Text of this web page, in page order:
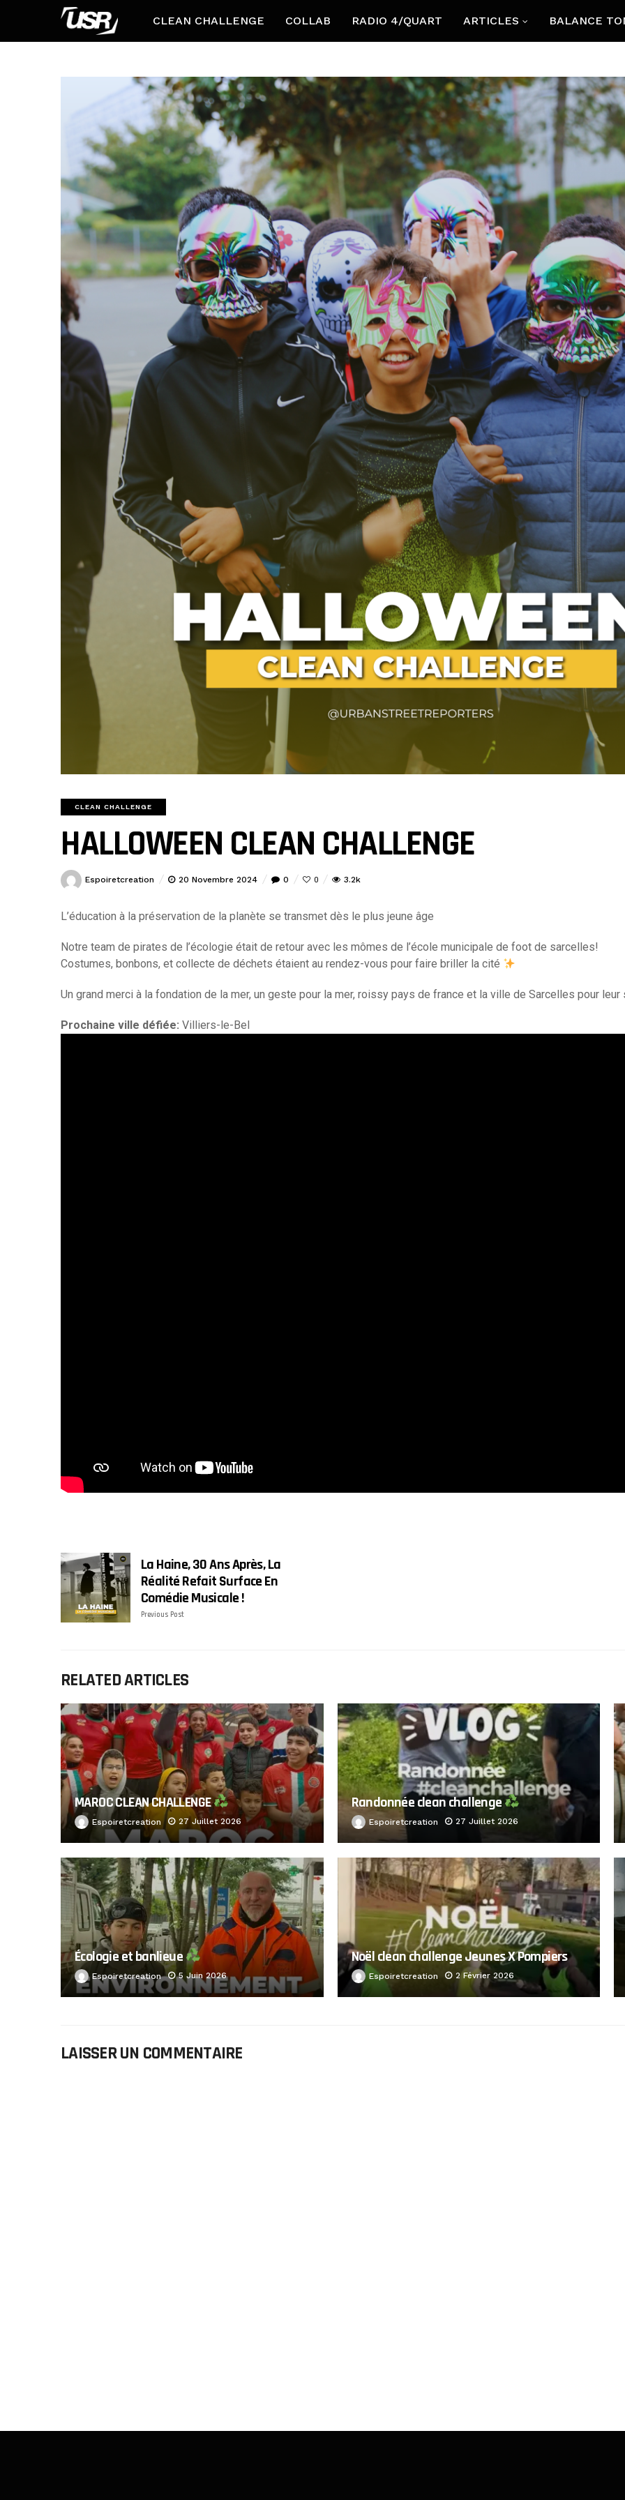
CLEAN CHALLENGE COLLAB RADIO 4/QUART ARTICLES BALANCE
CLEAN CHALLENGE
HALLOWEEN CLEAN CHALLENGE
Espoiretcreation 20 Novembre 2024 0 0 3.2k
L’éducation à la préservation de la planète se transmet dès le plus jeune âge
Notre team de pirates de l’écologie était de retour avec les mômes de l’école municipale de foot de sarcelles!
Costumes, bonbons, et collecte de déchets étaient au rendez-vous pour faire briller la cité
Un grand merci à la fondation de la mer, un geste pour la mer, roissy pays de france et la ville de Sarcelles pour leur
Prochaine ville défiée: Villiers-le-Bel
La Haine, 30 Ans Après, La
Réalité Refait Surface En
Comédie Musicale !
Previous Post
RELATED ARTICLES
MAROC CLEAN CHALLENGE
Espoiretcreation 27 Juillet 2026
Randonnée clean challenge
Espoiretcreation 27 Juillet 2026
Écologie et banlieue
Espoiretcreation 5 Juin 2026
Noël clean challenge Jeunes X Pompiers
Espoiretcreation 2 Février 2026
LAISSER UN COMMENTAIRE